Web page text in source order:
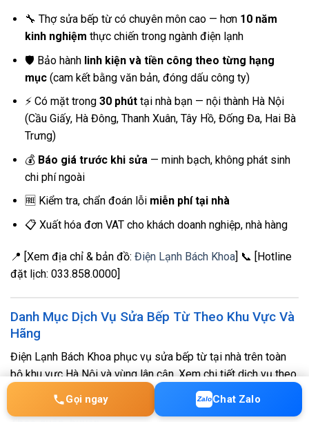
🔧 Thợ sửa bếp từ có chuyên môn cao — hơn 10 năm
kinh nghiệm thực chiến trong ngành điện lạnh
🛡️ Bảo hành linh kiện và tiền công theo từng hạng
mục(cam kết bằng văn bản, đóng dấu công ty)
⚡ Có mặt trong 30 phúttại nhà bạn — nội thành Hà Nội
(Cầu Giấy, Hà Đông, Thanh Xuân, Tây Hồ, Đống Đa, Hai Bà
Trưng)
💰 Báo giá trước khi sửa — minh bạch, không phát sinh
chi phí ngoài
🆓 Kiểm tra, chẩn đoán lỗi miễn phí tại nhà
📋 Xuất hóa đơn VAT cho khách doanh nghiệp, nhà hàng
📍 [Xem địa chỉ & bản đồ: Điện Lạnh Bách Khoa] 📞 [Hotline
đặt lịch: 033.858.0000]
Danh Mục Dịch Vụ Sửa Bếp Từ Theo Khu Vực Và
Hãng
Điện Lạnh Bách Khoa phục vụ sửa bếp từ tại nhà trên toàn
bộ khu vực Hà Nội và vùng lân cận. Xem chi tiết dịch vụ theo
đúng khu vực, khu đô thị hoặc hãng bếp của bạn bên dưới.
Gọi ngay Zalo Chat Zalo